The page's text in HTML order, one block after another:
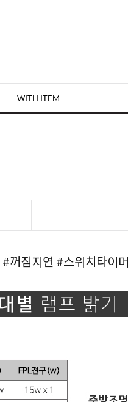
WITH ITEM
#꺼짐지연 #스위치타이머